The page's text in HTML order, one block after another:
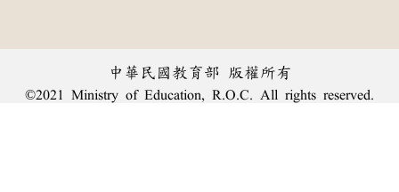
中華民國教育部 版權所有
©2021 Ministry of Education, R.O.C. All rights reserved.